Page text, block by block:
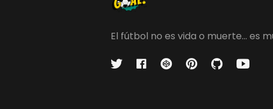
El fútbol no es vida o muerte... es